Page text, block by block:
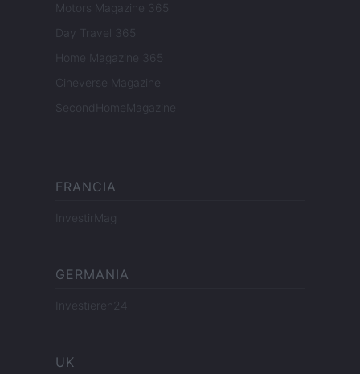
Motors Magazine 365
Day Travel 365
Home Magazine 365
Cineverse Magazine
SecondHomeMagazine
FRANCIA
InvestirMag
GERMANIA
Investieren24
UK